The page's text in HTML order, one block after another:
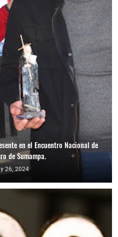
en el Encuentro Nacional de
de Sumampa.
26, 2024